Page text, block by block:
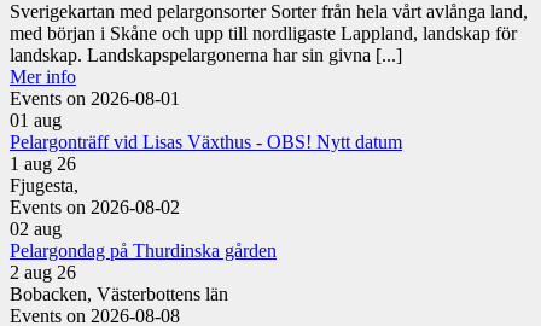
Sverigekartan med pelargonsorter Sorter från hela vårt avlånga land,
med början i Skåne och upp till nordligaste Lappland, landskap för
landskap. Landskapspelargonerna har sin givna [...]
Mer info
Events on 2026-08-01
01 aug
Pelargonträff vid Lisas Växthus - OBS! Nytt datum
1 aug 26
Fjugesta,
Events on 2026-08-02
02 aug
Pelargondag på Thurdinska gården
2 aug 26
Bobacken, Västerbottens län
Events on 2026-08-08